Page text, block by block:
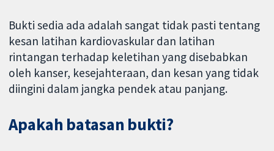
Bukti sedia ada adalah sangat tidak pasti tentang
kesan latihan kardiovaskular dan latihan
rintangan terhadap keletihan yang disebabkan
oleh kanser, kesejahteraan, dan kesan yang tidak
diingini dalam jangka pendek atau panjang.
Apakah batasan bukti?